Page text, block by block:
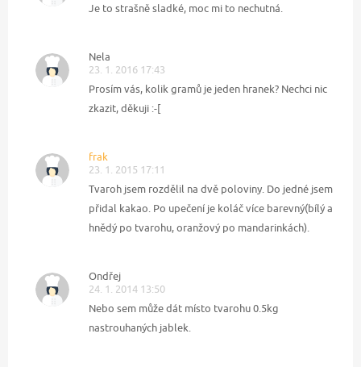
Je to strašně sladké, moc mi to nechutná.
Nela
23. 1. 2016 17:43
Prosím vás, kolik gramů je jeden hranek? Nechci nic
zkazit, děkuji :-[
frak
23. 1. 2015 17:11
Tvaroh jsem rozdělil na dvě poloviny. Do jedné jsem
přidal kakao. Po upečení je koláč více barevný(bílý a
hnědý po tvarohu, oranžový po mandarinkách).
Ondřej
24. 1. 2014 13:50
Nebo sem může dát místo tvarohu 0.5kg
nastrouhaných jablek.